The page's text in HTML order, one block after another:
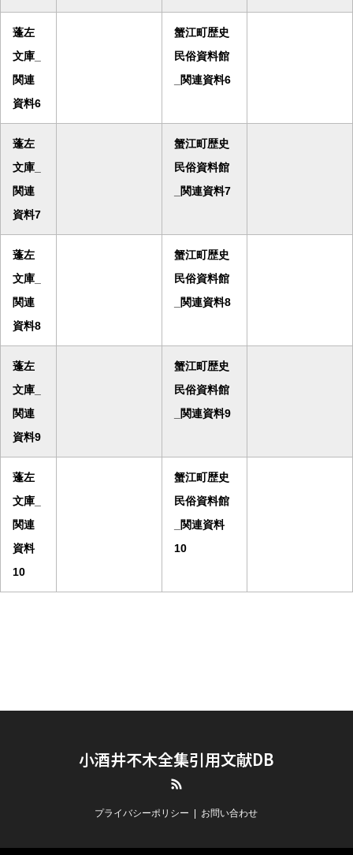
蓬左
文庫_
関連
資料6
蟹江町歴史
民俗資料館
_関連資料6
蓬左
文庫_
関連
資料7
蟹江町歴史
民俗資料館
_関連資料7
蓬左
文庫_
関連
資料8
蟹江町歴史
民俗資料館
_関連資料8
蓬左
文庫_
関連
資料9
蟹江町歴史
民俗資料館
_関連資料9
蓬左
文庫_
関連
資料
10
蟹江町歴史
民俗資料館
_関連資料
10
小酒井不木全集引用文献DB
プライバシーポリシー お問い合わせ